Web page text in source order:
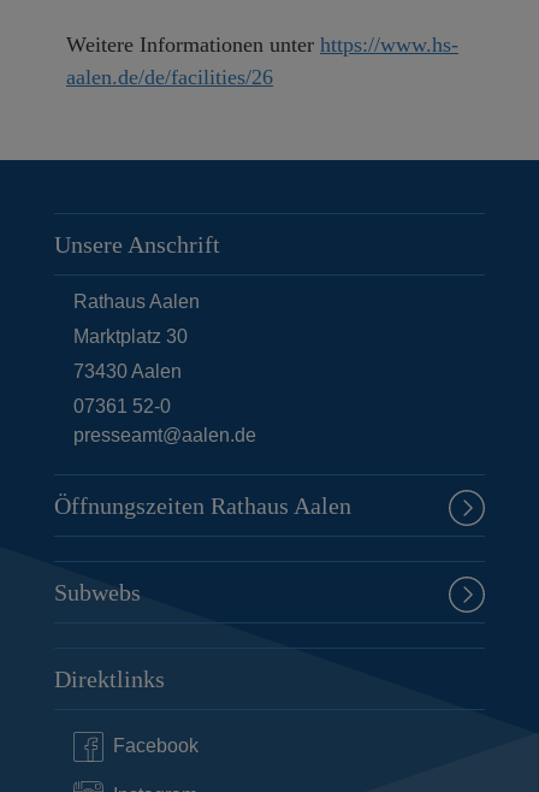
Weitere Informationen unter https://www.hs-
aalen.de/de/facilities/26
Unsere Anschrift
Rathaus Aalen
Marktplatz 30
73430Aalen
07361 52-0
presseamt@aalen.de
Öffnungszeiten Rathaus Aalen
Subwebs
Direktlinks
Facebook